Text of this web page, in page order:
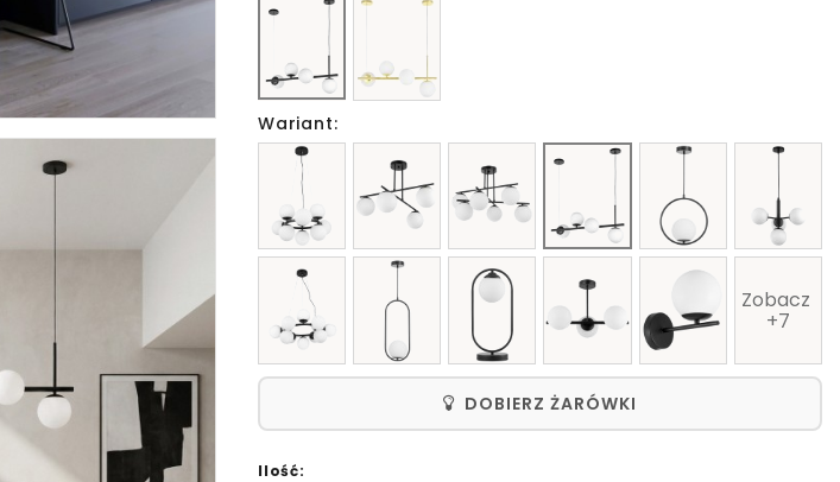
Wariant:
Zobacz
+7
DOBIERZ ŻARÓWKI
Ilość: